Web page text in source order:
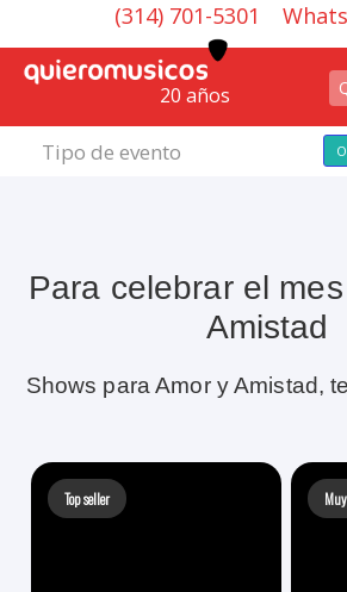
(314) 701-5301
20 años
Tipo de evento
Para celebrar el
Amistad
Shows para Amor y Amistad,
Top seller